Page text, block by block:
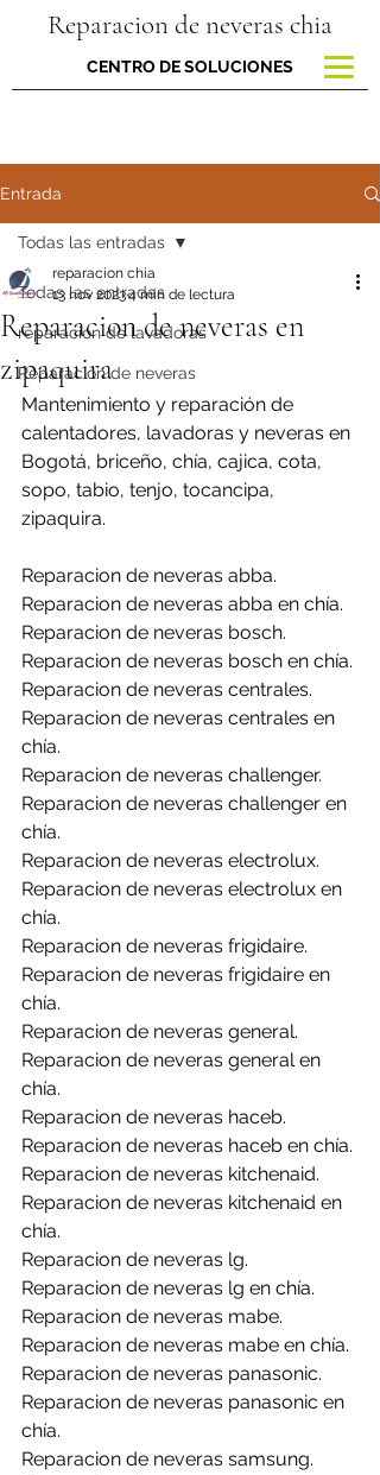
Reparacion de neveras chia
CENTRO DE SOLUCIONES
Entrada
Todas las entradas
reparacion de lavadoras
Reparación de neveras
Todas las entradas
Reparacion de neveras en
zipaquira
reparacion chia
13 nov 20234 min de lectura
Mantenimiento y reparación de
calentadores, lavadoras y neveras en
Bogotá, briceño, chía, cajica, cota,
sopo, tabio, tenjo, tocancipa,
zipaquira.
Reparacion de neveras abba.
Reparacion de neveras abba en chía.
Reparacion de neveras bosch.
Reparacion de neveras bosch en chía.
Reparacion de neveras centrales.
Reparacion de neveras centrales en
chía.
Reparacion de neveras challenger.
Reparacion de neveras challenger en
chía.
Reparacion de neveras electrolux.
Reparacion de neveras electrolux en
chía.
Reparacion de neveras frigidaire.
Reparacion de neveras frigidaire en
chía.
Reparacion de neveras general.
Reparacion de neveras general en
chía.
Reparacion de neveras haceb.
Reparacion de neveras haceb en chía.
Reparacion de neveras kitchenaid.
Reparacion de neveras kitchenaid en
chía.
Reparacion de neveras lg.
Reparacion de neveras lg en chía.
Reparacion de neveras mabe.
Reparacion de neveras mabe en chía.
Reparacion de neveras panasonic.
Reparacion de neveras panasonic en
chía.
Reparacion de neveras samsung.